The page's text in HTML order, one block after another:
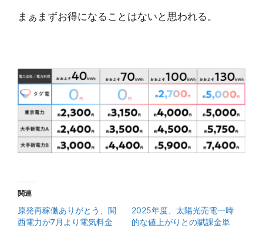
まぁまずお得になることはないと思われる。
関連
原発再稼働ありがとう、関
西電力が7月より電気料金
2025年度、太陽光売電一時
的な値上がりとの賦課金単